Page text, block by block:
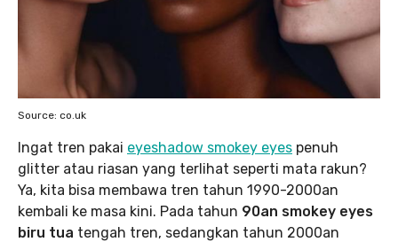
Source: co.uk
Ingat tren pakai eyeshadow smokey eyes penuh
glitter atau riasan yang terlihat seperti mata rakun?
Ya, kita bisa membawa tren tahun 1990-2000an
kembali ke masa kini. Pada tahun 90an smokey eyes
biru tua tengah tren, sedangkan tahun 2000an